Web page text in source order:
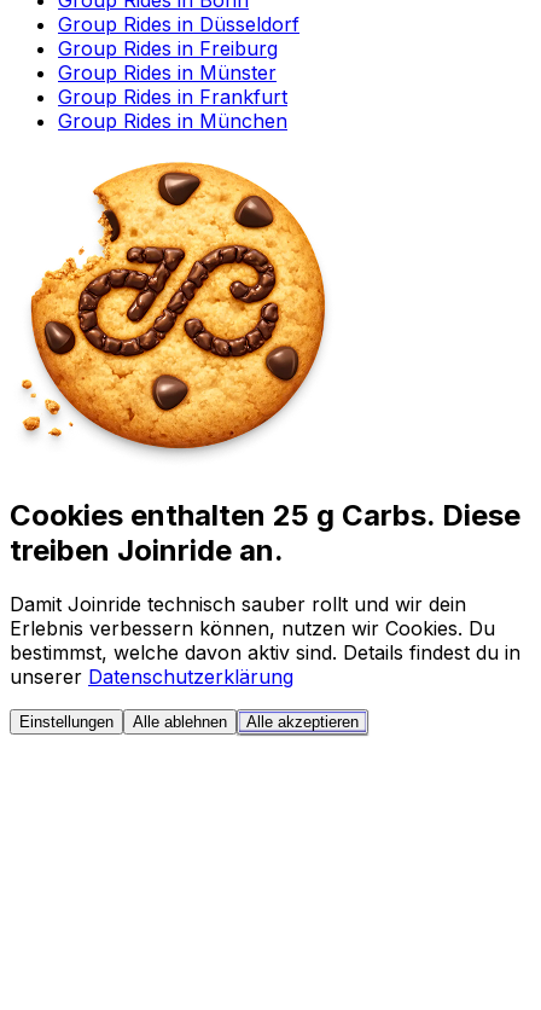
Group Rides in Düsseldorf
Group Rides in Freiburg
Group Rides in Münster
Group Rides in Frankfurt
Group Rides in München
Cookies enthalten 25 g Carbs. Diese
treiben Joinride an.
Damit Joinride technisch sauber rollt und wir dein
Erlebnis verbessern können, nutzen wir Cookies. Du
bestimmst, welche davon aktiv sind. Details findest du in
unserer Datenschutzerklärung
Einstellungen Alle ablehnen Alle akzeptieren